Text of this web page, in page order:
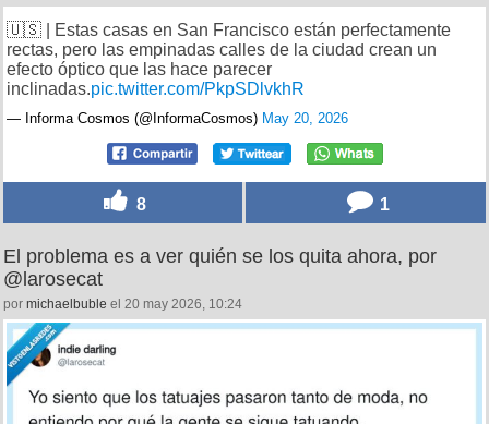
🇺🇸 | Estas casas en San Francisco están perfectamente
rectas, pero las empinadas calles de la ciudad crean un
efecto óptico que las hace parecer
inclinadas.pic.twitter.com/PkpSDlvkhR
— Informa Cosmos (@InformaCosmos) May 20, 2026
8 1
El problema es a ver quién se los quita ahora, por
@larosecat
por michaelbuble el 20 may 2026, 10:24